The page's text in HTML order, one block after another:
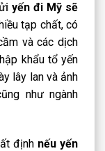
yến đi Mỹ sẽ
tạp chất, có
và các dịch
khẩu tổ yến
lây lan và ảnh
như ngành
định nếu yến